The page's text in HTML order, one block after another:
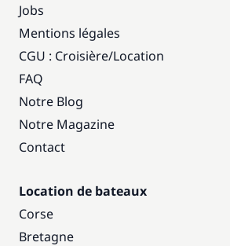
Jobs
Mentions légales
CGU : Croisière/Location
FAQ
Notre Blog
Notre Magazine
Contact
Location de bateaux
Corse
Bretagne